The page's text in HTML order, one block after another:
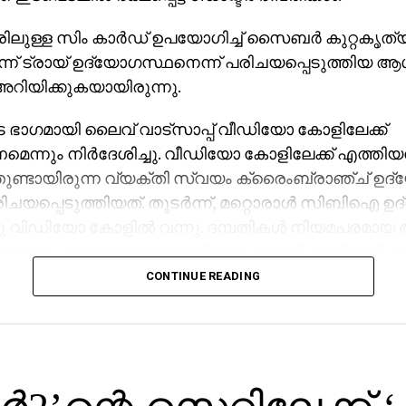
സിം കാര്‍ഡ് ഉപയോഗിച്ച് സൈബര്‍
ട്രായ് ഉദ്യോഗസ്ഥനെന്ന്
ഭാഗമായി ലൈവ് വാട്‌സാപ്പ് വീഡിയോ കോളിലേക്ക്
നിര്‍ദേശിച്ചു. വീഡിയോ കോളിലേക്ക്
വ്യക്തി സ്വയം ക്രൈംബ്രാഞ്ച്
തുടര്‍ന്ന്, മറ്റൊരാള്‍ സിബിഐ
ദമ്പതികള്‍ ഉടന്‍ കണ്ണൂര്‍ സിറ്റി സൈബര്‍
ബന്ധപ്പെട്ടു. പൊലീസ് നല്‍കിയ നിര്‍ദേശങ്ങളനുസരിച്ച്
CONTINUE READING